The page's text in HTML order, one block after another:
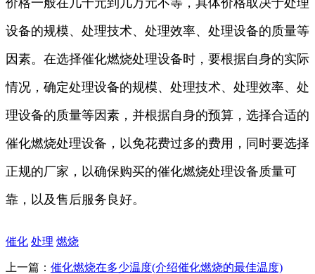
设备的规模、处理技术、处理效率、处理设备的质量等
因素。在选择催化燃烧处理设备时，要根据自身的实际
情况，确定处理设备的规模、处理技术、处理效率、处
理设备的质量等因素，并根据自身的预算，选择合适的
催化燃烧处理设备，以免花费过多的费用，同时要选择
正规的厂家，以确保购买的催化燃烧处理设备质量可
靠，以及售后服务良好。
催化 处理 燃烧
上一篇： 催化燃烧在多少温度(介绍催化燃烧的最佳温度)